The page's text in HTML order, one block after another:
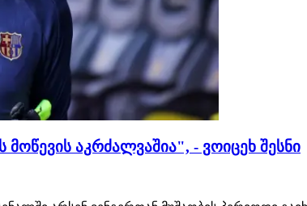
აკრძალვაშია", - ვოიცეხ შესნი